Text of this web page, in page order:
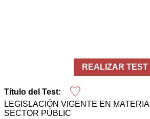
REALIZAR TEST
Título del Test:
LEGISLACIÓN VIGENTE EN
SECTOR PÚBLIC